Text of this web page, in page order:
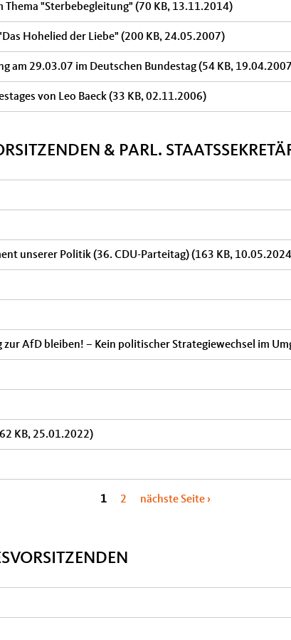
Thema "Sterbebegleitung" (70 KB, 13.11.2014)
Hohelied der Liebe" (200 KB, 24.05.2007)
am 29.03.07 im Deutschen Bundestag(54 KB,
von Leo Baeck(33 KB, 02.11.2006)
& PARL.
unserer Politik (36. CDU-Parteitag)(163 KB,
zur AfD bleiben! – Kein politischer Strategiewechsel im
KB, 25.01.2022)
1 2 nächste Seite ›